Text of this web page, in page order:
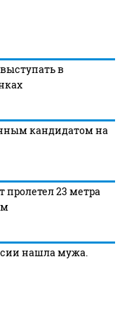
в
кандидатом на
пролетел 23 метра
нашла мужа.